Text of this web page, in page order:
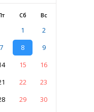
Сб Вс
1
2
7 8
9
15
16
22
23
29
30